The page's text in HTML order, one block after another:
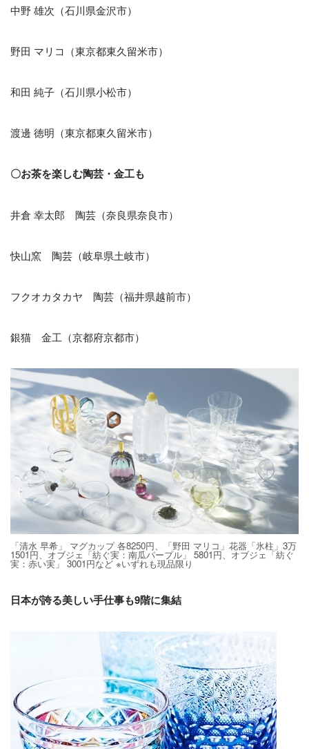
中野 雄次（石川県金沢市）
野田 マリコ（東京都東久留米市）
和田 純子（石川県小松市）
渡邊 徳明（東京都東久留米市）
〇お茶を楽しむ陶芸・金工も
井倉 幸太郎 陶芸（奈良県奈良市）
快山窯 陶芸（岐阜県土岐市）
フクオカタカヤ 陶芸（福井県越前市）
銀猫 金工（京都府京都市）
「清水 早希」 マグカップ 各8250円、「野田 マリコ」花器「氷柱」3万
1501円、オブジェ「紡ぐ実：南瓜パープル」 5801円、オブジェ「紡ぐ
実：赤い実」 3001円など ※いずれも現品限り
日本が誇る美しい手仕事も9階に集結